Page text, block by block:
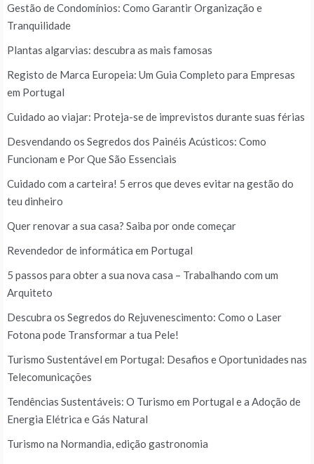
Gestão de Condomínios: Como Garantir Organização e
Tranquilidade
Plantas algarvias: descubra as mais famosas
Registo de Marca Europeia: Um Guia Completo para Empresas
em Portugal
Cuidado ao viajar: Proteja-se de imprevistos durante suas férias
Desvendando os Segredos dos Painéis Acústicos: Como
Funcionam e Por Que São Essenciais
Cuidado com a carteira! 5 erros que deves evitar na gestão do
teu dinheiro
Quer renovar a sua casa? Saiba por onde começar
Revendedor de informática em Portugal
5 passos para obter a sua nova casa – Trabalhando com um
Arquiteto
Descubra os Segredos do Rejuvenescimento: Como o Laser
Fotona pode Transformar a tua Pele!
Turismo Sustentável em Portugal: Desafios e Oportunidades nas
Telecomunicações
Tendências Sustentáveis: O Turismo em Portugal e a Adoção de
Energia Elétrica e Gás Natural
Turismo na Normandia, edição gastronomia